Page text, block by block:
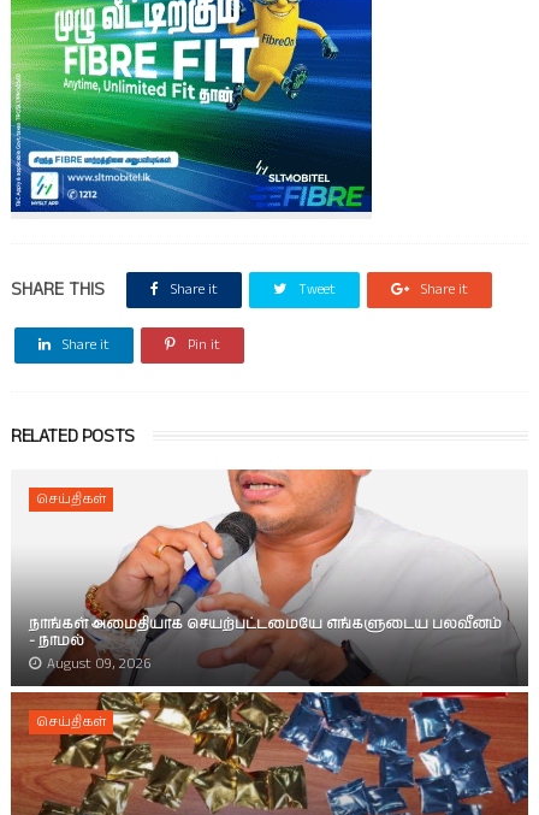
SHARE THIS Share it Tweet Share it
Share it Pin it
RELATED POSTS
செய்திகள்
நாங்கள் அமைதியாக செயற்பட்டமையே எங்களுடைய பலவீனம்
- நாமல்
August 09, 2026
செய்திகள்